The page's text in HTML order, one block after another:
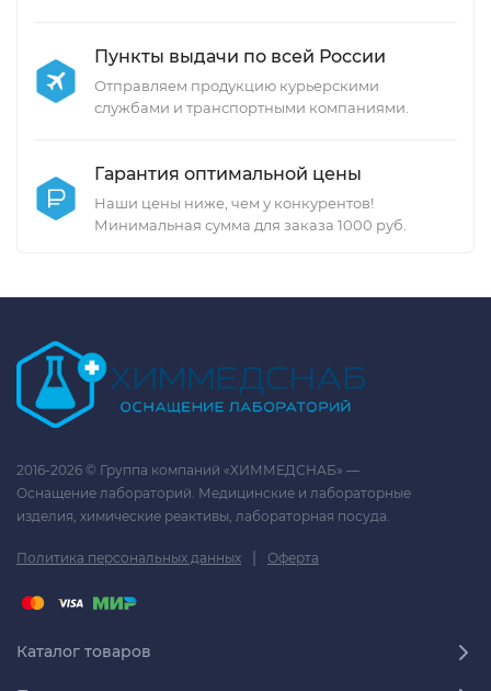
Пункты выдачи по всей России
Отправляем продукцию курьерскими
службами и транспортными компаниями.
Гарантия оптимальной цены
Наши цены ниже, чем у конкурентов!
Минимальная сумма для заказа 1000 руб.
2016-2026 © Группа компаний «ХИММЕДСНАБ» —
Оснащение лабораторий. Медицинские и лабораторные
изделия, химические реактивы, лабораторная посуда.
Политика персональных данных | Оферта
Каталог товаров